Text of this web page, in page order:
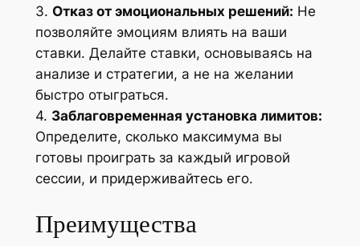
3. Отказ от эмоциональных решений: Не
позволяйте эмоциям влиять на ваши
ставки. Делайте ставки, основываясь на
анализе и стратегии, а не на желании
быстро отыграться.
4. Заблаговременная установка лимитов:
Определите, сколько максимума вы
готовы проиграть за каждый игровой
сессии, и придерживайтесь его.
Преимущества